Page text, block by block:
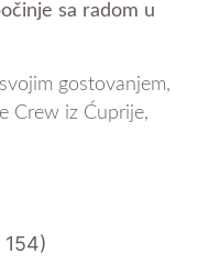
sa radom u
gostovanjem,
Crew iz Ćuprije,